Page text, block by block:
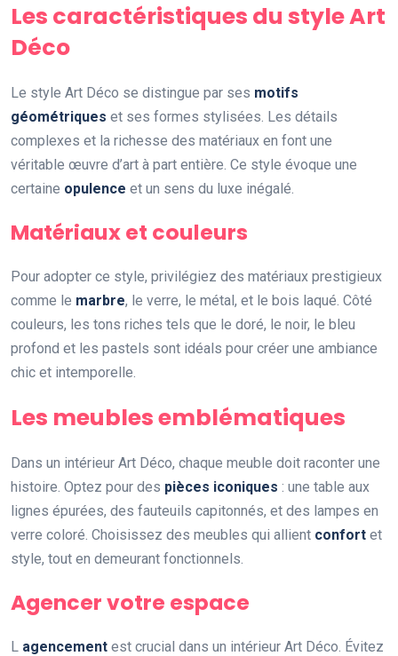
Les caractéristiques du style Art
Déco
Le style Art Déco se distingue par ses motifs
géométriques et ses formes stylisées. Les détails
complexes et la richesse des matériaux en font une
véritable œuvre d’art à part entière. Ce style évoque une
certaine opulence et un sens du luxe inégalé.
Matériaux et couleurs
Pour adopter ce style, privilégiez des matériaux prestigieux
comme le marbre, le verre, le métal, et le bois laqué. Côté
couleurs, les tons riches tels que le doré, le noir, le bleu
profond et les pastels sont idéals pour créer une ambiance
chic et intemporelle.
Les meubles emblématiques
Dans un intérieur Art Déco, chaque meuble doit raconter une
histoire. Optez pour des pièces iconiques : une table aux
lignes épurées, des fauteuils capitonnés, et des lampes en
verre coloré. Choisissez des meubles qui allient confort et
style, tout en demeurant fonctionnels.
Agencer votre espace
L agencement est crucial dans un intérieur Art Déco. Évitez